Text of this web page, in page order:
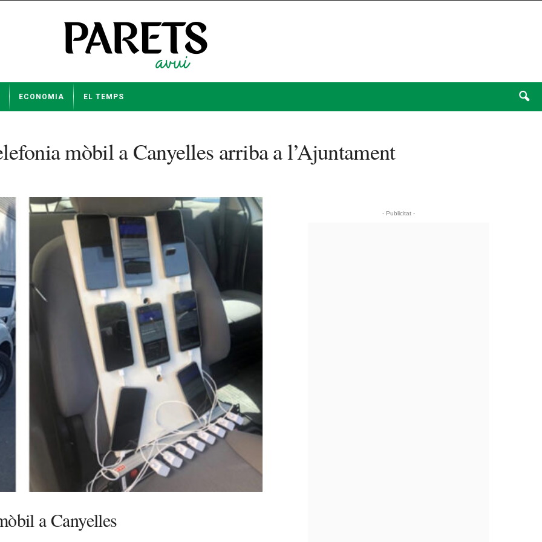
ECONOMIA EL TEMPS
mòbil a Canyelles arriba a l’Ajuntament
a Canyelles
- Publicitat -